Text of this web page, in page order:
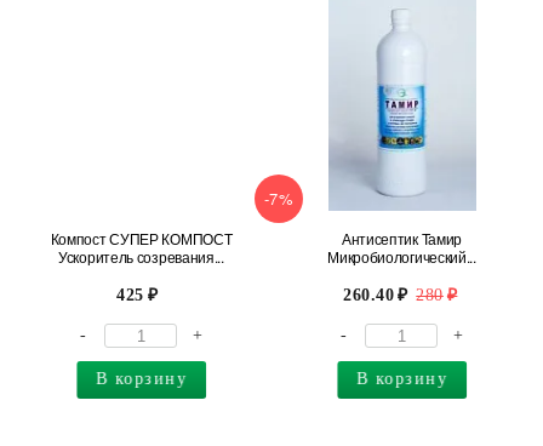
Компост СУПЕР КОМПОСТ
Ускоритель созревания...
425
- +
В корзину
-7%
Антисептик Тамир
Микробиологический...
260.40 280
- +
В корзину